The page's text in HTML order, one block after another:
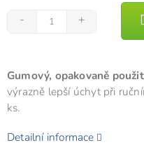
Gumový, opakovaně
výrazně lepší úchyt při
ks.
Detailní informace